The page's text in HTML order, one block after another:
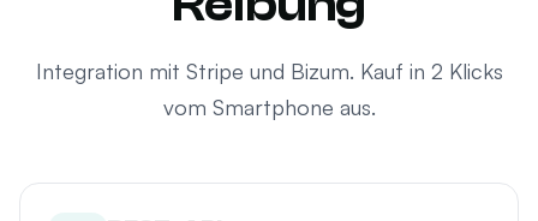
Integration mit Stripe und Bizum. Kauf in 2 Klicks
vom Smartphone aus.